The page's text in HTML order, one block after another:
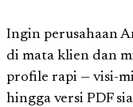
Ingin perusahaan
di mata klien dan
profile rapi — visi-
hingga versi PDF